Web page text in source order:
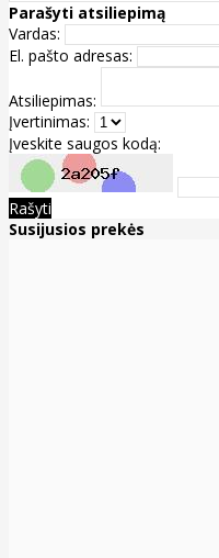
Parašyti atsiliepimą
Vardas:
El. pašto adresas:
Atsiliepimas:
Įvertinimas:
Įveskite saugos kodą:
Rašyti
Susijusios prekės